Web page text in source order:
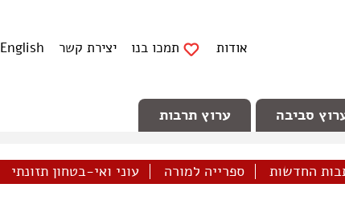
אודות תמכו בנו יצירת קשר English
סביבה ערוץ תרבות
החדשות ספרייה למורה עוני ואי-בטחון תזונתי